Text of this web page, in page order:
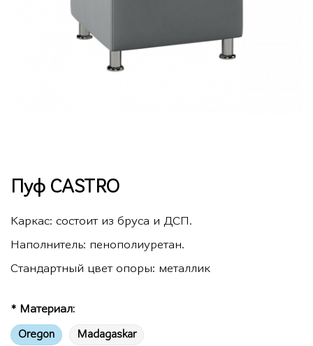
Пуф CASTRO
Каркас: состоит из бруса и ДСП.
Наполнитель: пенополиуретан.
Стандартный цвет опоры: металлик
* Материал:
Oregon Madagaskar